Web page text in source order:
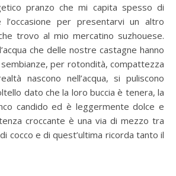
pranzo che mi capita spesso di
per presentarvi un altro
trovo al mio mercatino suzhouese.
che delle nostre castagne hanno
per rotondità, compattezza
nascono nell’acqua, si puliscono
dato che la loro buccia è tenera, la
candido ed è leggermente dolce e
croccante è una via di mezzo tra
cocco e di quest’ultima ricorda tanto il